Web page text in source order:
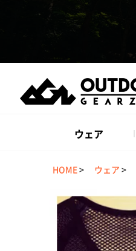
ウェア
HOME> ウェア >